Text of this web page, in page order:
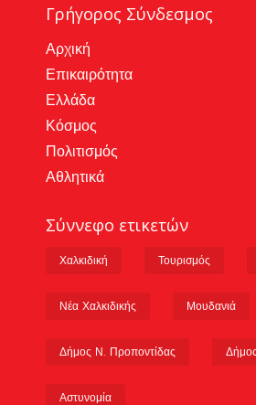
Γρήγορος Σύνδεσμος
Αρχική
Επικαιρότητα
Ελλάδα
Κόσμος
Πολιτισμός
Αθλητικά
Σύννεφο ετικετών
Χαλκιδική Τουρισμός
Νέα Χαλκιδικής Μουδανιά
Δήμος Ν. Προποντίδας
Αστυνομία